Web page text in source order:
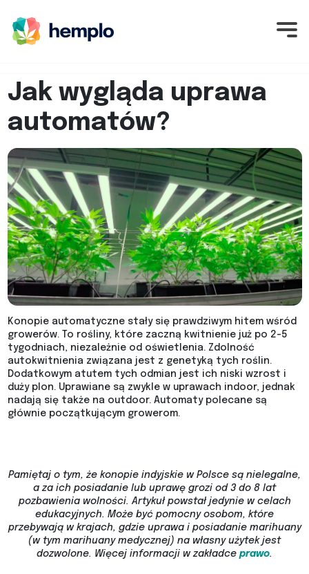
Jak wygląda uprawa
automatów?
Konopie automatyczne stały się prawdziwym hitem wśród
growerów. To rośliny, które zaczną kwitnienie już po 2-5
tygodniach, niezależnie od oświetlenia. Zdolność
autokwitnienia związana jest z genetyką tych roślin.
Dodatkowym atutem tych odmian jest ich niski wzrost i
duży plon. Uprawiane są zwykle w uprawach indoor, jednak
nadają się także na outdoor. Automaty polecane są
głównie początkującym growerom.
Pamiętaj o tym, że konopie indyjskie w Polsce są nielegalne,
a za ich posiadanie lub uprawę grozi od 3 do 8 lat
pozbawienia wolności. Artykuł powstał jedynie w celach
edukacyjnych. Może być pomocny osobom, które
przebywają w krajach, gdzie uprawa i posiadanie marihuany
(w tym marihuany medycznej) na własny użytek jest
dozwolone. Więcej informacji w zakładce prawo.